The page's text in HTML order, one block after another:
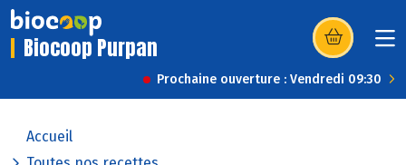
Biocoop Purpan (s’ouvre dans
Prochaine ouverture : Vendredi 09:30
Accueil